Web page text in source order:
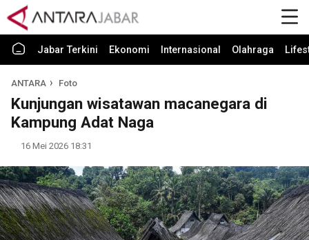
Jabar Terkini Ekonomi Internasional Olahraga
ANTARA Foto
Kunjungan wisatawan macanegara di
Kampung Adat Naga
16 Mei 2026 18:31